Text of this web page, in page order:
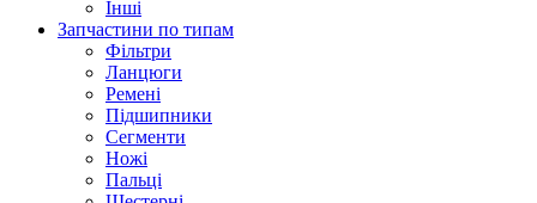
Інші
Запчастини по типам
Фільтри
Ланцюги
Ремені
Підшипники
Сегменти
Ножі
Пальці